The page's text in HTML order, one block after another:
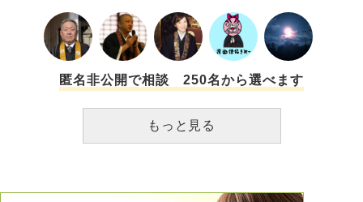
匿名非公開で相談 250名から選べます
もっと見る